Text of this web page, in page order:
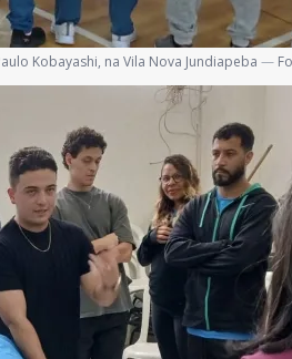
Kobayashi, na Vila Nova Jundiapeba —